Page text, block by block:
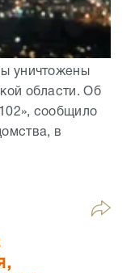
уничтожены
области. Об
сообщило
в